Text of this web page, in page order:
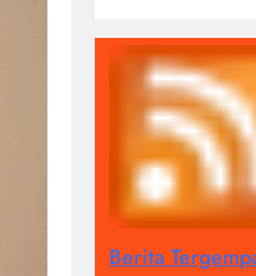
Berita